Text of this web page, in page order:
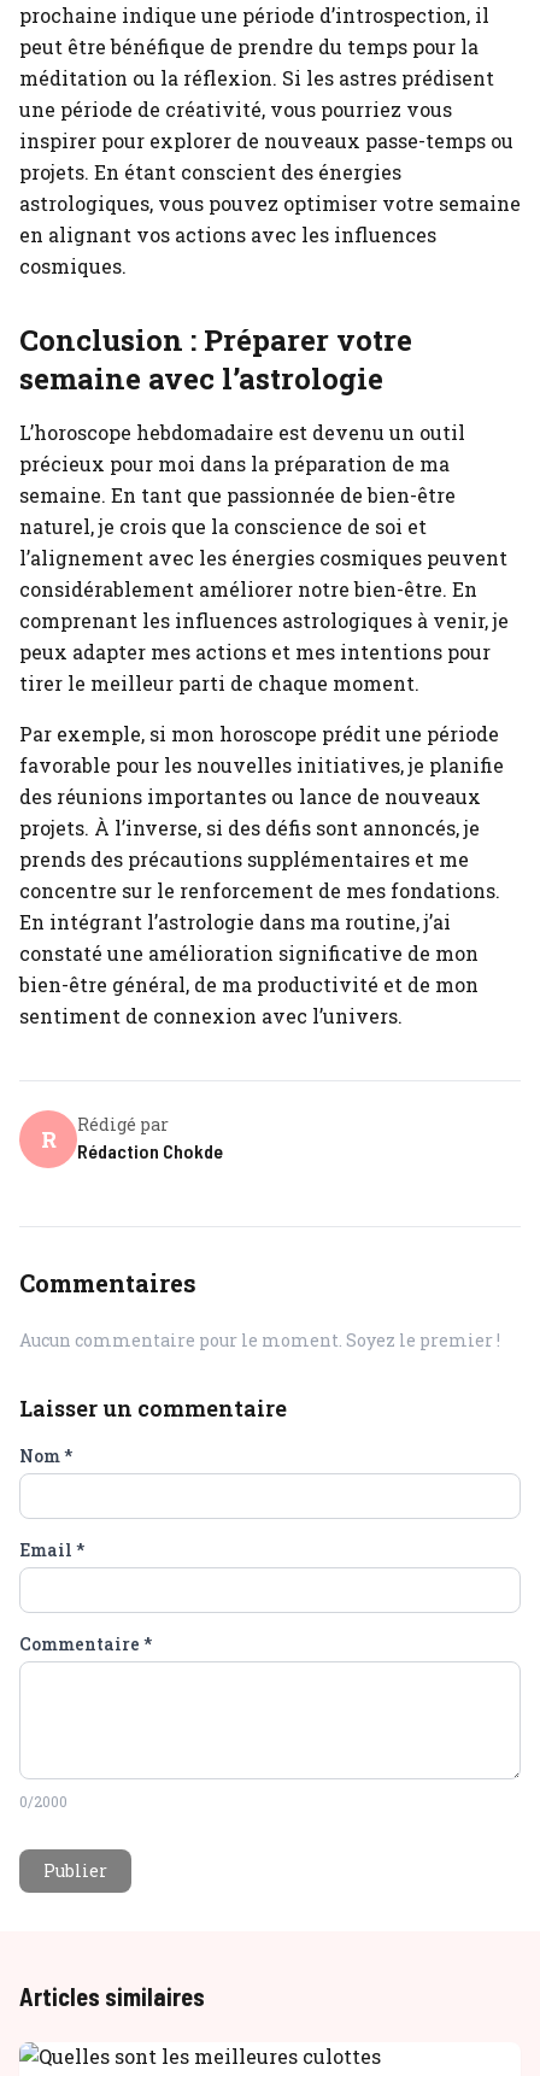
prochaine indique une période d’introspection, il
peut être bénéfique de prendre du temps pour la
méditation ou la réflexion. Si les astres prédisent
une période de créativité, vous pourriez vous
inspirer pour explorer de nouveaux passe-temps ou
projets. En étant conscient des énergies
astrologiques, vous pouvez optimiser votre semaine
en alignant vos actions avec les influences
cosmiques.
Conclusion : Préparer votre
semaine avec l’astrologie
L’horoscope hebdomadaire est devenu un outil
précieux pour moi dans la préparation de ma
semaine. En tant que passionnée de bien-être
naturel, je crois que la conscience de soi et
l’alignement avec les énergies cosmiques peuvent
considérablement améliorer notre bien-être. En
comprenant les influences astrologiques à venir, je
peux adapter mes actions et mes intentions pour
tirer le meilleur parti de chaque moment.
Par exemple, si mon horoscope prédit une période
favorable pour les nouvelles initiatives, je planifie
des réunions importantes ou lance de nouveaux
projets. À l’inverse, si des défis sont annoncés, je
prends des précautions supplémentaires et me
concentre sur le renforcement de mes fondations.
En intégrant l’astrologie dans ma routine, j’ai
constaté une amélioration significative de mon
bien-être général, de ma productivité et de mon
sentiment de connexion avec l’univers.
R
Rédigé par
Rédaction Chokde
Commentaires
Aucun commentaire pour le moment. Soyez le premier !
Laisser un commentaire
Nom*
Email *
Commentaire *
0/2000
Publier
Articles similaires